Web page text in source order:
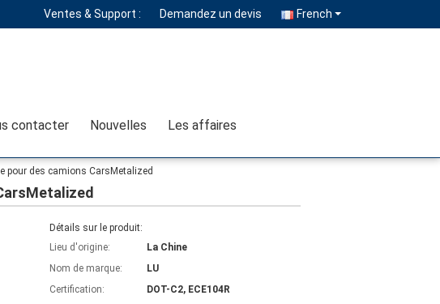
Ventes & Support : Demandez un devis French
contacter Nouvelles Les affaires
pour des camions CarsMetalized
Détails sur le produit:
Lieu d'origine:
La Chine
Nom de marque:
LU
Certification:
DOT-C2, ECE104R